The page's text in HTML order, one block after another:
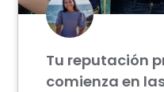
Tu reputación
comienza en